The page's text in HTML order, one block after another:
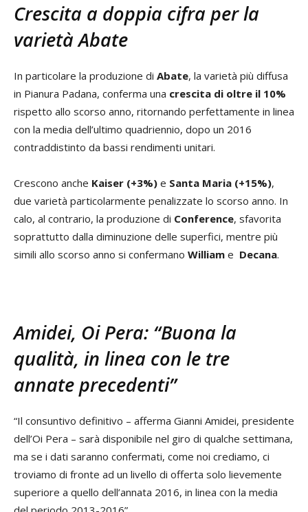
Crescita a doppia cifra per la
varietà Abate
In particolare la produzione di Abate, la varietà più diffusa
in Pianura Padana, conferma una crescita di oltre il 10%
rispetto allo scorso anno, ritornando perfettamente in linea
con la media dell’ultimo quadriennio, dopo un 2016
contraddistinto da bassi rendimenti unitari.
Crescono anche Kaiser (+3%) e Santa Maria (+15%),
due varietà particolarmente penalizzate lo scorso anno. In
calo, al contrario, la produzione di Conference, sfavorita
soprattutto dalla diminuzione delle superfici, mentre più
simili allo scorso anno si confermano William e Decana.
Amidei, Oi Pera: “Buona la
qualità, in linea con le tre
annate precedenti”
“Il consuntivo definitivo – afferma Gianni Amidei, presidente
dell’Oi Pera – sarà disponibile nel giro di qualche settimana,
ma se i dati saranno confermati, come noi crediamo, ci
troviamo di fronte ad un livello di offerta solo lievemente
superiore a quello dell’annata 2016, in linea con la media